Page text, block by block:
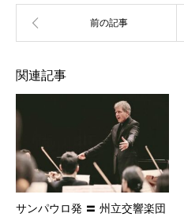
関連記事
サンパウロ発 〓 州立交響楽団